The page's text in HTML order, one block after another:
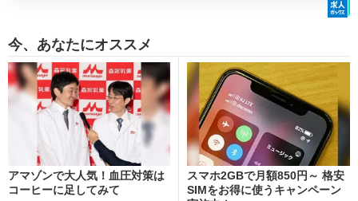
今、あなたにオススメ
アマゾンで大人気！血圧対策は
コーヒーに足してみて
スマホ2GBで月額850円～ 格安
SIMをお得に使うキャンペーン